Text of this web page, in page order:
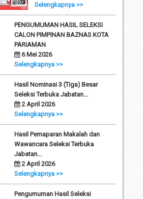
Selengkapnya >>
PENGUMUMAN HASIL SELEKSI
CALON PIMPINAN BAZNAS KOTA
PARIAMAN
6 Mei 2026
Selengkapnya >>
Hasil Nominasi 3 (Tiga) Besar
Seleksi Terbuka Jabatan...
2 April 2026
Selengkapnya >>
Hasil Pemaparan Makalah dan
Wawancara Seleksi Terbuka
Jabatan...
2 April 2026
Selengkapnya >>
Pengumuman Hasil Seleksi